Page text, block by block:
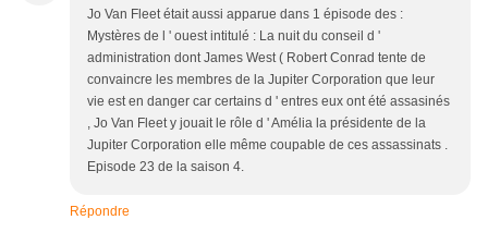
Jo Van Fleet était aussi apparue dans 1 épisode des :
Mystères de l ' ouest intitulé : La nuit du conseil d '
administration dont James West ( Robert Conrad tente de
convaincre les membres de la Jupiter Corporation que leur
vie est en danger car certains d ' entres eux ont été assasinés
, Jo Van Fleet y jouait le rôle d ' Amélia la présidente de la
Jupiter Corporation elle même coupable de ces assassinats .
Episode 23 de la saison 4.
Répondre